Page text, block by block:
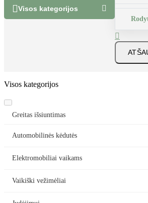
Visos kategorijos 

Visos kategorijos
Greitas išsiuntimas
Automobilinės kėdutės
Elektromobiliai vaikams
Vaikiški vežimėliai